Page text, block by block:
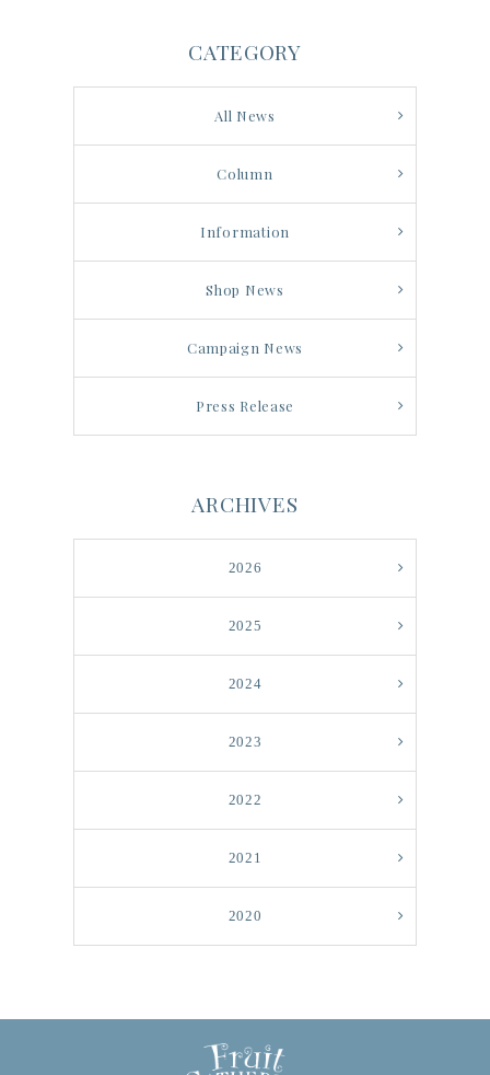
CATEGORY
All News
Column
Information
Shop News
Campaign News
Press Release
ARCHIVES
2026
2025
2024
2023
2022
2021
2020